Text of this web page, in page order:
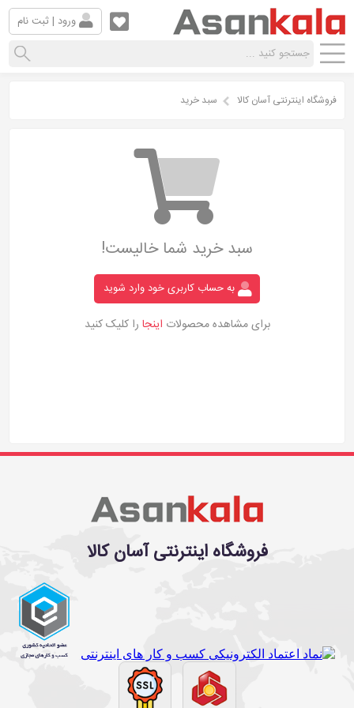
ورود | ثبت نام
فروشگاه اینترنتی آسان کالا سبد خرید
سبد خرید شما خالیست!
به حساب کاربری خود وارد شوید
برای مشاهده محصولات اینجا را کلیک کنید
فروشگاه اینترنتی آسان کالا